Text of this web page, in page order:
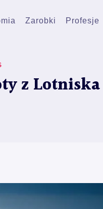
Zarobki Profesje
z